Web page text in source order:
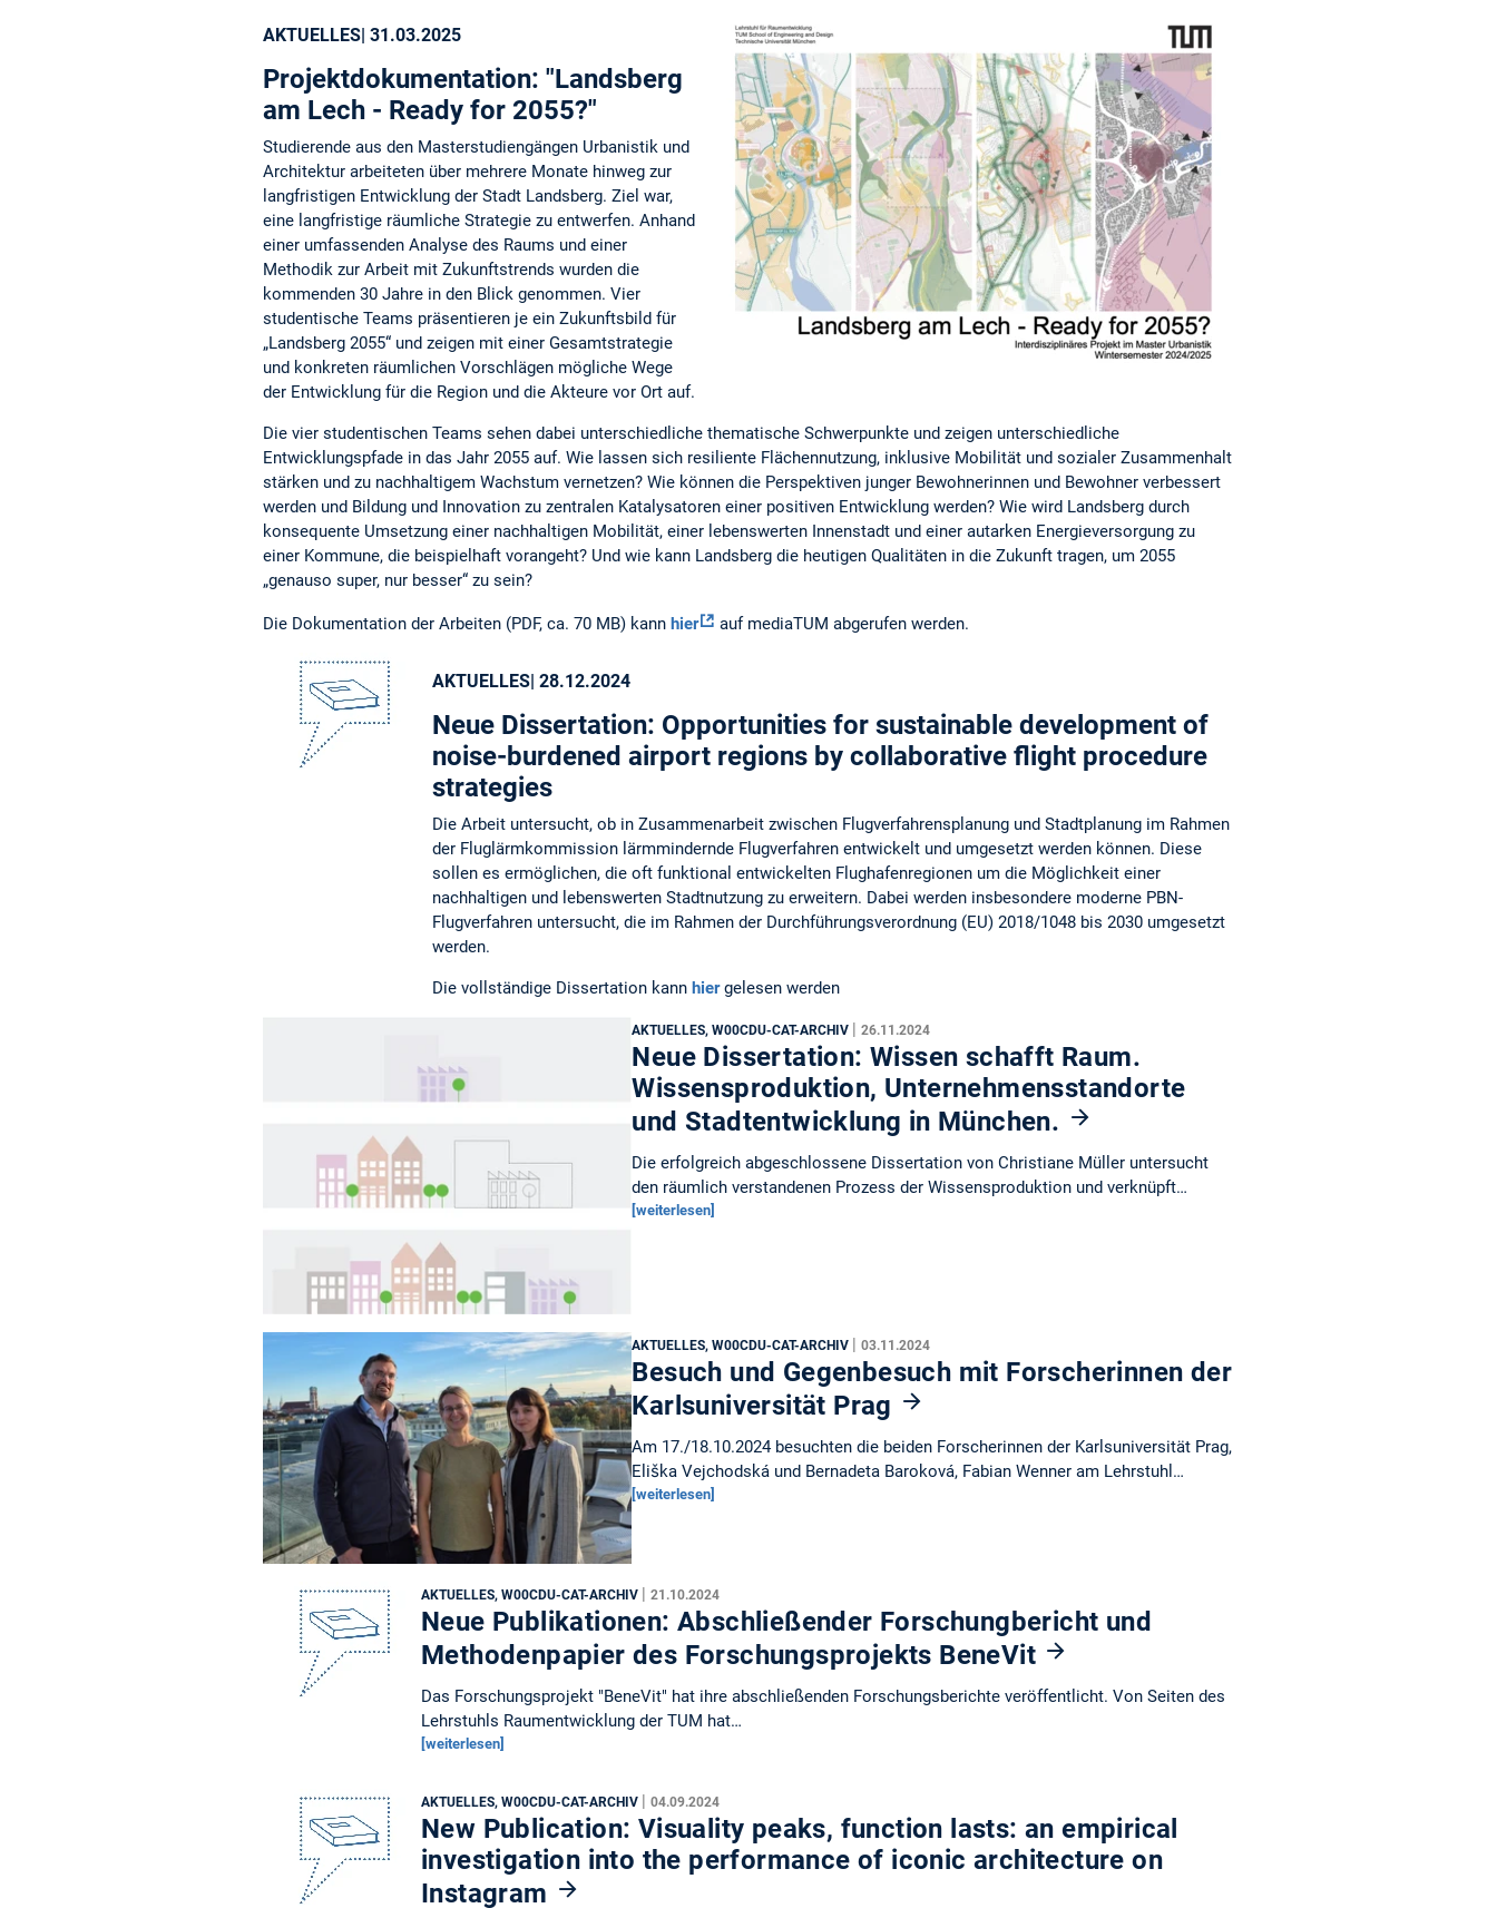
AKTUELLES| 31.03.2025
Projektdokumentation: "Landsberg
am Lech - Ready for 2055?"
Studierende aus den Masterstudiengängen Urbanistik und
Architektur arbeiteten über mehrere Monate hinweg zur
langfristigen Entwicklung der Stadt Landsberg. Ziel war,
eine langfristige räumliche Strategie zu entwerfen. Anhand
einer umfassenden Analyse des Raums und einer
Methodik zur Arbeit mit Zukunftstrends wurden die
kommenden 30 Jahre in den Blick genommen. Vier
studentische Teams präsentieren je ein Zukunftsbild für
„Landsberg 2055“ und zeigen mit einer Gesamtstrategie
und konkreten räumlichen Vorschlägen mögliche Wege
der Entwicklung für die Region und die Akteure vor Ort auf.
Die vier studentischen Teams sehen dabei unterschiedliche thematische Schwerpunkte und zeigen unterschiedliche
Entwicklungspfade in das Jahr 2055 auf. Wie lassen sich resiliente Flächennutzung, inklusive Mobilität und sozialer Zusammenhalt
stärken und zu nachhaltigem Wachstum vernetzen? Wie können die Perspektiven junger Bewohnerinnen und Bewohner verbessert
werden und Bildung und Innovation zu zentralen Katalysatoren einer positiven Entwicklung werden? Wie wird Landsberg durch
konsequente Umsetzung einer nachhaltigen Mobilität, einer lebenswerten Innenstadt und einer autarken Energieversorgung zu
einer Kommune, die beispielhaft vorangeht? Und wie kann Landsberg die heutigen Qualitäten in die Zukunft tragen, um 2055
„genauso super, nur besser“ zu sein?
Die Dokumentation der Arbeiten (PDF, ca. 70 MB) kann hier auf mediaTUM abgerufen werden.
AKTUELLES | 28.12.2024
Neue Dissertation: Opportunities for sustainable development of
noise-burdened airport regions by collaborative flight procedure
strategies
Die Arbeit untersucht, ob in Zusammenarbeit zwischen Flugverfahrensplanung und Stadtplanung im Rahmen
der Fluglärmkommission lärmmindernde Flugverfahren entwickelt und umgesetzt werden können. Diese
sollen es ermöglichen, die oft funktional entwickelten Flughafenregionen um die Möglichkeit einer
nachhaltigen und lebenswerten Stadtnutzung zu erweitern. Dabei werden insbesondere moderne PBN-
Flugverfahren untersucht, die im Rahmen der Durchführungsverordnung (EU) 2018/1048 bis 2030 umgesetzt
werden.
Die vollständige Dissertation kann hiergelesen werden
AKTUELLES, W00CDU-CAT-ARCHIV |26.11.2024
Neue Dissertation: Wissen schafft Raum.
Wissensproduktion, Unternehmensstandorte
und Stadtentwicklung in München.
Die erfolgreich abgeschlossene Dissertation von Christiane Müller untersucht
den räumlich verstandenen Prozess der Wissensproduktion und verknüpft…
[weiterlesen]
AKTUELLES, W00CDU-CAT-ARCHIV |03.11.2024
Besuch und Gegenbesuch mit Forscherinnen der
Karlsuniversität Prag
Am 17./18.10.2024 besuchten die beiden Forscherinnen der Karlsuniversität Prag,
Eliška Vejchodská und Bernadeta Baroková, Fabian Wenner am Lehrstuhl…
[weiterlesen]
AKTUELLES, W00CDU-CAT-ARCHIV | 21.10.2024
Neue Publikationen: Abschließender Forschungbericht und
Methodenpapier des Forschungsprojekts BeneVit
Das Forschungsprojekt "BeneVit" hat ihre abschließenden Forschungsberichte veröffentlicht. Von Seiten des
Lehrstuhls Raumentwicklung der TUM hat…
[weiterlesen]
AKTUELLES, W00CDU-CAT-ARCHIV | 04.09.2024
New Publication: Visuality peaks, function lasts: an empirical
investigation into the performance of iconic architecture on
Instagram